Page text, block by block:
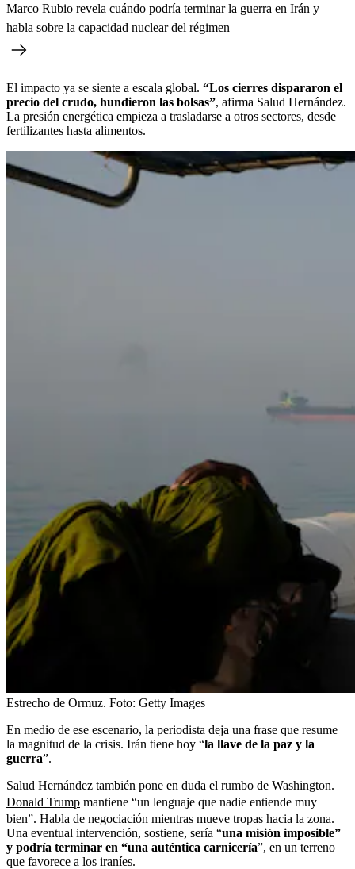
Marco Rubio revela cuándo podría terminar la guerra en Irán y
habla sobre la capacidad nuclear del régimen
El impacto ya se siente a escala global. “Los cierres dispararon el
precio del crudo, hundieron las bolsas”, afirma Salud Hernández.
La presión energética empieza a trasladarse a otros sectores, desde
fertilizantes hasta alimentos.
Estrecho de Ormuz. Foto: Getty Images
En medio de ese escenario, la periodista deja una frase que resume
la magnitud de la crisis. Irán tiene hoy “la llave de la paz y la
guerra”.
Salud Hernández también pone en duda el rumbo de Washington.
Donald Trump mantiene “un lenguaje que nadie entiende muy
bien”. Habla de negociación mientras mueve tropas hacia la zona.
Una eventual intervención, sostiene, sería “una misión imposible”
y podría terminar en “una auténtica carnicería”, en un terreno
que favorece a los iraníes.